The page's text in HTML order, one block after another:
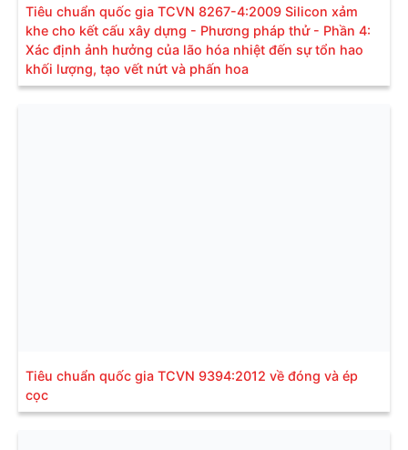
Tiêu chuẩn quốc gia TCVN 8267-4:2009 Silicon xảm
khe cho kết cấu xây dựng - Phương pháp thử - Phần 4:
Xác định ảnh hưởng của lão hóa nhiệt đến sự tổn hao
khối lượng, tạo vết nứt và phấn hoa
Tiêu chuẩn quốc gia TCVN 9394:2012 về đóng và ép
cọc